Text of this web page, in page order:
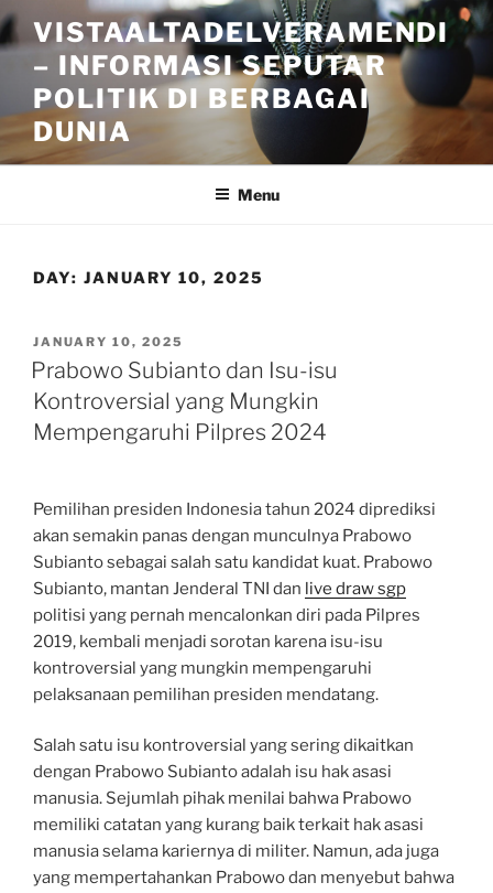
Skip
to
content
VISTAALTADELVERAMENDI
– INFORMASI SEPUTAR
POLITIK DI BERBAGAI
DUNIA
Menu
DAY: JANUARY 10, 2025
POSTED
ON
JANUARY 10, 2025
Prabowo Subianto dan Isu-isu
Kontroversial yang Mungkin
Mempengaruhi Pilpres 2024
Pemilihan presiden Indonesia tahun 2024 diprediksi
akan semakin panas dengan munculnya Prabowo
Subianto sebagai salah satu kandidat kuat. Prabowo
Subianto, mantan Jenderal TNI dan live draw sgp
politisi yang pernah mencalonkan diri pada Pilpres
2019, kembali menjadi sorotan karena isu-isu
kontroversial yang mungkin mempengaruhi
pelaksanaan pemilihan presiden mendatang.
Salah satu isu kontroversial yang sering dikaitkan
dengan Prabowo Subianto adalah isu hak asasi
manusia. Sejumlah pihak menilai bahwa Prabowo
memiliki catatan yang kurang baik terkait hak asasi
manusia selama kariernya di militer. Namun, ada juga
yang mempertahankan Prabowo dan menyebut bahwa